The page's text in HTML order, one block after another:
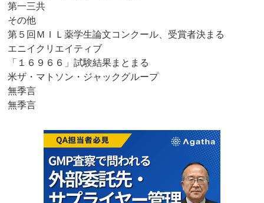
第一三共
その他
第５回ＭＩＬ薬学生論文コンクール、受賞者決まる
エニイクリエイティブ
「１６９６６」試験結果まとまる
米ザ・マトソン・ジャックグループ
無季言
無季言